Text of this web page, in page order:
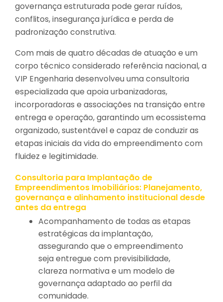
governança estruturada pode gerar ruídos,
conflitos, insegurança jurídica e perda de
padronização construtiva.
Com mais de quatro décadas de atuação e um
corpo técnico considerado referência nacional, a
VIP Engenharia desenvolveu uma consultoria
especializada que apoia urbanizadoras,
incorporadoras e associações na transição entre
entrega e operação, garantindo um ecossistema
organizado, sustentável e capaz de conduzir as
etapas iniciais da vida do empreendimento com
fluidez e legitimidade.
Consultoria para Implantação de
Empreendimentos Imobiliários: Planejamento,
governança e alinhamento institucional desde
antes da entrega
Acompanhamento de todas as etapas
estratégicas da implantação,
assegurando que o empreendimento
seja entregue com previsibilidade,
clareza normativa e um modelo de
governança adaptado ao perfil da
comunidade.